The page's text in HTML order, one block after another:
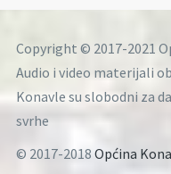
Copyright © 2017-2021
Audio i video materijali
Konavle su slobodni za
svrhe
© 2017-2018 Općina